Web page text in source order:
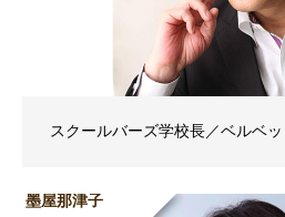
スクールバーズ学校長／ベルベ
墨屋那津子